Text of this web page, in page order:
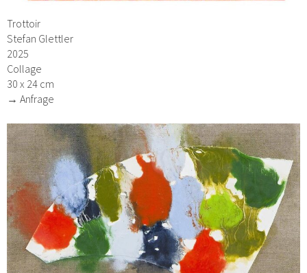
Trottoir
Stefan Glettler
2025
Collage
30 x 24 cm
→ Anfrage